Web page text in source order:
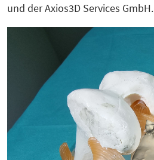
und der Axios3D Services GmbH.